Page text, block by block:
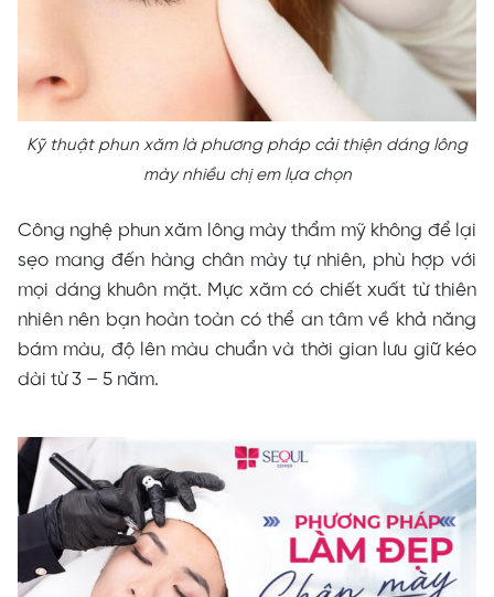
Kỹ thuật phun xăm là phương pháp cải thiện dáng lông
mày nhiều chị em lựa chọn
Công nghệ phun xăm lông mày thẩm mỹ không để lại
sẹo mang đến hàng chân mày tự nhiên, phù hợp với
mọi dáng khuôn mặt. Mực xăm có chiết xuất từ thiên
nhiên nên bạn hoàn toàn có thể an tâm về khả năng
bám màu, độ lên màu chuẩn và thời gian lưu giữ kéo
dài từ 3 – 5 năm.